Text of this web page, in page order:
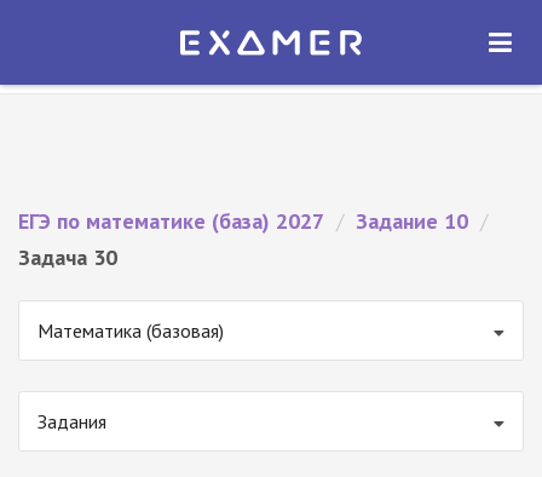
Экзамер — ЕГЭ 2027
ОТКРЫТЬ
ЕГЭ по математике (база) 2027 / Задание 10 /
Задача 30
Математика (базовая)
Задания